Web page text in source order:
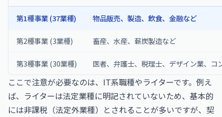
第1種事業 (37業種) 物品販売、製造、飲食、金融など
第2種事業 (3業種) 畜産、水産、薪炭製造など
第3種事業 (30業種) 医者、弁護士、税理士、デザイン業、コ
ここで注意が必要なのは、IT系職種やライターです。例え
ば、ライターは法定業種に明記されていないため、基本的
には非課税（法定外業種）とされることが多いですが、契